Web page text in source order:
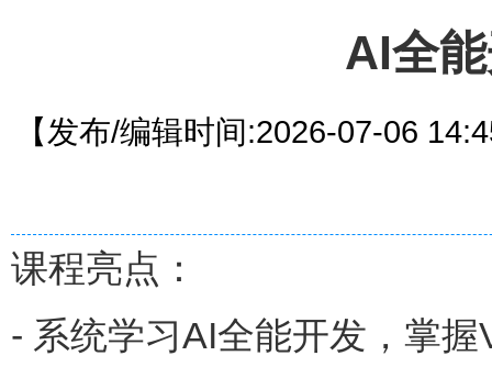
AI全
【发布/编辑时间:2026-07-06
课程亮点：
- 系统学习AI全能开发，掌